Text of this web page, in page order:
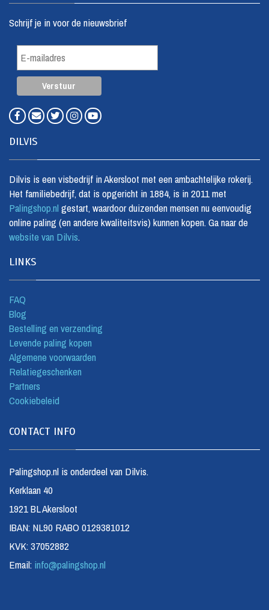
Schrijf je in voor de nieuwsbrief
DILVIS
Dilvis is een visbedrijf in Akersloot met een ambachtelijke rokerij.
Het familiebedrijf, dat is opgericht in 1884, is in 2011 met
Palingshop.nl gestart, waardoor duizenden mensen nu eenvoudig
online paling (en andere kwaliteitsvis) kunnen kopen. Ga naar de
website van Dilvis.
LINKS
FAQ
Blog
Bestelling en verzending
Levende paling kopen
Algemene voorwaarden
Relatiegeschenken
Partners
Cookiebeleid
CONTACT INFO
Palingshop.nl is onderdeel van Dilvis.
Kerklaan 40
1921 BL Akersloot
IBAN: NL90 RABO 0129381012
KVK: 37052882
Email: info@palingshop.nl